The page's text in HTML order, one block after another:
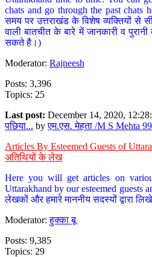
chats and go through the past chats
समय पर उत्तराखंड के विशेष व्यक्तियों से
वाली बातचीत के बारे में जानकारी व
सकते है।)
Moderator: Rajneesh
Posts: 3,396
Topics: 25
Last post: December 14, 2020,
पछिया... byएम.एस. मेहता /M S Mehta
Articles By Esteemed Guests of
अतिथियों के लेख
Here you will get articles on
Uttarakhand by our esteemed guests
लेखकों और हमारे माननीय सदस्यों द्वारा
Moderator:हुक्का बू
Posts: 9,385
Topics: 29